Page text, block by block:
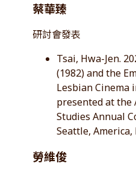
蔡華臻
研討會發表
Tsai, Hwa-Jen.
(1982) and the
Lesbian Cinema
presented at the
Studies Annual
Seattle, America,
勞維俊